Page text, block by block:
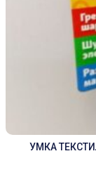
УМКА